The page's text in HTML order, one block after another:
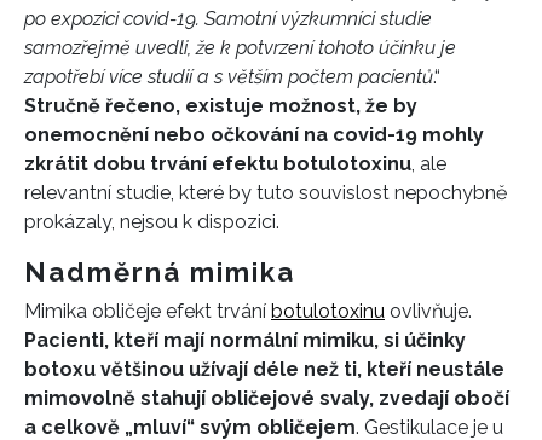
po expozici covid-19. Samotní výzkumníci studie
samozřejmě uvedli, že k potvrzení tohoto účinku je
zapotřebí více studií a s větším počtem pacientů.“
Stručně řečeno, existuje možnost, že by
onemocnění nebo očkování na covid-19 mohly
zkrátit dobu trvání efektu botulotoxinu, ale
relevantní studie, které by tuto souvislost nepochybně
prokázaly, nejsou k dispozici.
Nadměrná mimika
Mimika obličeje efekt trvání botulotoxinu ovlivňuje.
Pacienti, kteří mají normální mimiku, si účinky
botoxu většinou užívají déle než ti, kteří neustále
mimovolně stahují obličejové svaly, zvedají obočí
a celkově „mluví“ svým obličejem. Gestikulace je u